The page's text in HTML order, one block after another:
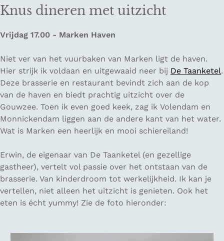
Knus dineren met uitzicht
Vrijdag 17.00 - Marken Haven
Niet ver van het vuurbaken van Marken ligt de haven.
Hier strijk ik voldaan en uitgewaaid neer bij De Taanketel.
Deze brasserie en restaurant bevindt zich aan de kop
van de haven en biedt prachtig uitzicht over de
Gouwzee. Toen ik even goed keek, zag ik Volendam en
Monnickendam liggen aan de andere kant van het water.
Wat is Marken een heerlijk en mooi schiereiland!
Erwin, de eigenaar van De Taanketel (en gezellige
gastheer), vertelt vol passie over het ontstaan van de
brasserie. Van kinderdroom tot werkelijkheid. Ik kan je
vertellen, niet alleen het uitzicht is genieten. Ook het
eten is écht yummy! Zie de foto hieronder: